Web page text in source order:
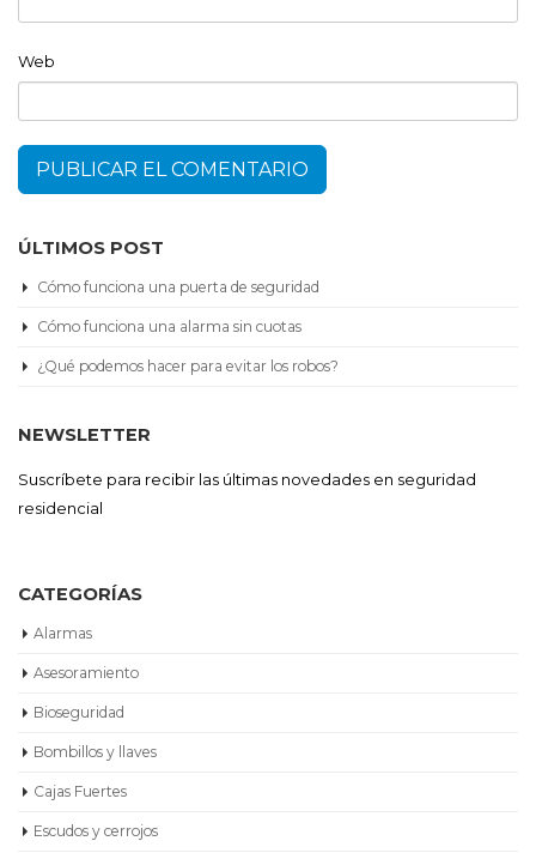
Web
ÚLTIMOS POST
Cómo funciona una puerta de seguridad
Cómo funciona una alarma sin cuotas
¿Qué podemos hacer para evitar los robos?
NEWSLETTER
Suscríbete para recibir las últimas novedades en seguridad
residencial
CATEGORÍAS
Alarmas
Asesoramiento
Bioseguridad
Bombillos y llaves
Cajas Fuertes
Escudos y cerrojos